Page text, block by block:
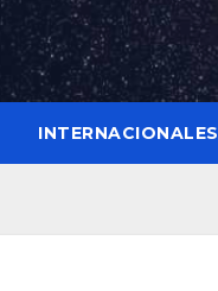
INTERNACIONALES